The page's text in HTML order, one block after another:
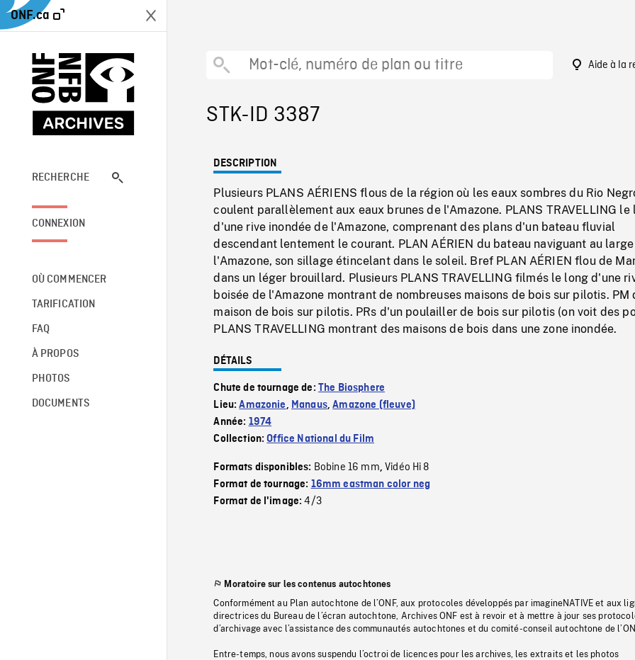
ONF.ca
RECHERCHE
CONNEXION
OÙ COMMENCER
TARIFICATION
FAQ
À PROPOS
PHOTOS
DOCUMENTS
Aide à la
STK-ID 3387
DESCRIPTION
Plusieurs PLANS AÉRIENS flous de la région où les eaux sombres du Rio
coulent parallèlement aux eaux brunes de l'Amazone. PLANS TRAVELLING le
d'une rive inondée de l'Amazone, comprenant des plans d'un bateau fluvial
descendant lentement le courant. PLAN AÉRIEN du bateau naviguant au
l'Amazone, son sillage étincelant dans le soleil. Bref PLAN AÉRIEN flou de
dans un léger brouillard. Plusieurs PLANS TRAVELLING filmés le long d'une
boisée de l'Amazone montrant de nombreuses maisons de bois sur pilotis. PM
maison de bois sur pilotis. PRs d'un poulailler de bois sur pilotis (on voit des
PLANS TRAVELLING montrant des maisons de bois dans une zone inondée.
DÉTAILS
Chute de tournage de: The Biosphere
Lieu:Amazonie, Manaus,Amazone (fleuve)
Année: 1974
Collection:Office National du Film
Formats disponibles: Bobine 16 mm,Vidéo Hi 8
Format de tournage: 16mm eastman color neg
Format de l'image:4/3
Moratoire sur les contenus autochtones
Conformément au Plan autochtone de l’ONF, aux protocoles développés par imagineNATIVE et aux
directrices du Bureau de l’écran autochtone, Archives ONF est à revoir et à mettre à jour ses
d’archivage avec l’assistance des communautés autochtones et du comité-conseil autochtone de
Entre-temps, nous avons suspendu l’octroi de licences pour les archives, les extraits et les photos